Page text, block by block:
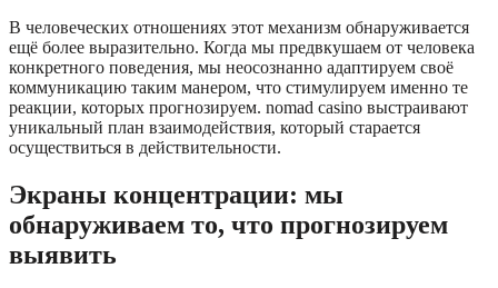
В человеческих отношениях этот механизм обнаруживается
ещё более выразительно. Когда мы предвкушаем от человека
конкретного поведения, мы неосознанно адаптируем своё
коммуникацию таким манером, что стимулируем именно те
реакции, которых прогнозируем. nomad casino выстраивают
уникальный план взаимодействия, который старается
осуществиться в действительности.
Экраны концентрации: мы
обнаруживаем то, что прогнозируем
выявить